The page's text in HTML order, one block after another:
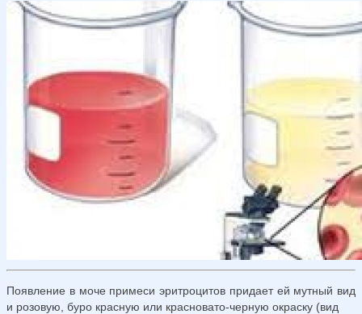
Появление в моче примеси эритроцитов придает ей мутный вид
и розовую, буро красную или красновато-черную окраску (вид